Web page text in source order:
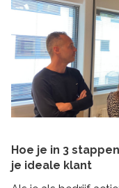
Hoe je in 3
je ideale klant